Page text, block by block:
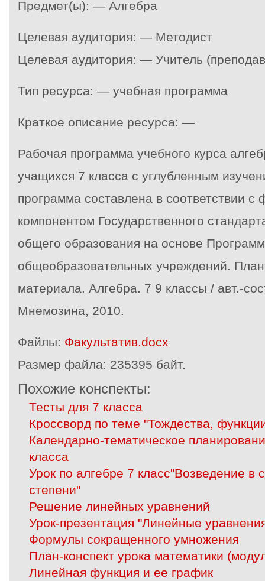
Предмет(ы): — Алгебра
Целевая аудитория: — Методист
Целевая аудитория: — Учитель
Тип ресурса: — учебная программа
Краткое описание ресурса: —
Рабочая программа учебного курса
учащихся 7 класса с углубленным
программа составлена в соответствии
компонентом Государственного
общего образования на основе
общеобразовательных учреждений.
материала. Алгебра. 7 9 классы / авт.-
Мнемозина, 2010.
Файлы: Факультатив.docx
Размер файла: 235395 байт.
Похожие конспекты:
Тесты для 7 класса
Кроссворд по теме "Тождества,
Календарно-тематическое
класса
Урок по алгебре 7 класс"Возведение в
степени"
Решение линейных уравнений
Урок-презентация "Линейные
Формулы сокращенного умножения
План-конспект урока математики
Линейная функция и ее график